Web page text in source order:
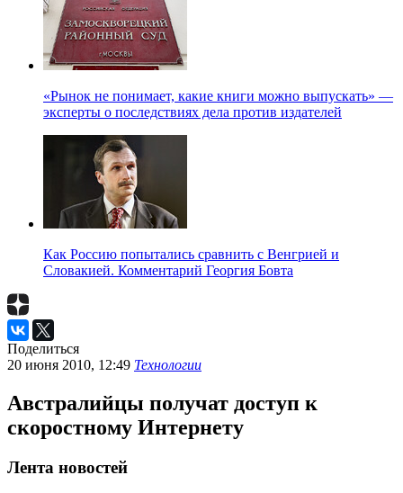
«Рынок не понимает, какие книги можно выпускать» —
эксперты о последствиях дела против издателей
Как Россию попытались сравнить с Венгрией и
Словакией. Комментарий Георгия Бовта
Поделиться
20 июня 2010, 12:49 Технологии
Австралийцы получат доступ к
скоростному Интернету
Лента новостей